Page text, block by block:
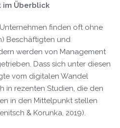
im Überblick
finden oft ohne
Beschäftigten und
werden von Management
Dass sich unter diesen
vom digitalen Wandel
in rezenten Studien, die den
in den Mittelpunkt stellen
& Korunka, 2019).